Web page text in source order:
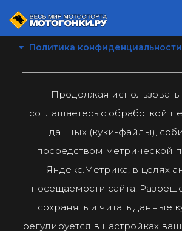
Политика конфиденциальности
Продолжая использовать
соглашаетесь с обработкой
данных (куки-файлы),
посредством метрической
Яндекс.Метрика, в целях
посещаемости сайта.
сохранять и читать данные
регулируется в настройках